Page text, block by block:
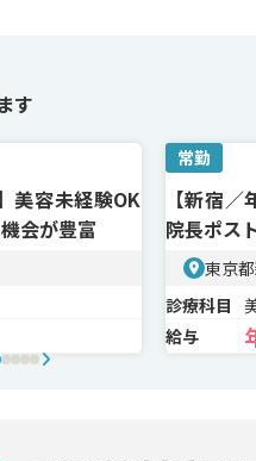
す
美容未経験OK
会が豊富
常勤
【新宿
院長ポス
容皮膚科
東京
診療科目
給与